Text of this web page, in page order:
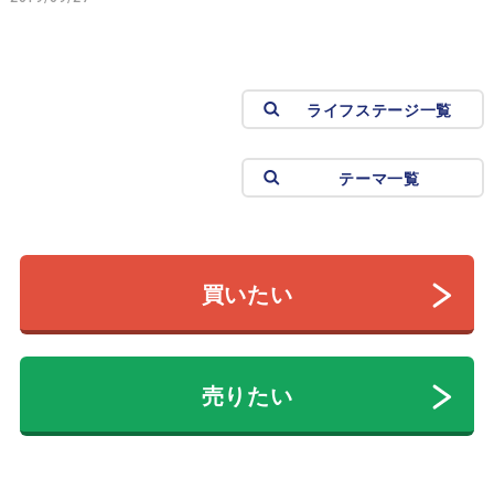
ライフステージ一覧
テーマ一覧
買いたい
売りたい